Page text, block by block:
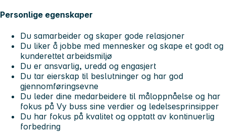
Personlige egenskaper
Du samarbeider og skaper gode relasjoner
Du liker å jobbe med mennesker og skape et godt og
kunderettet arbeidsmiljø
Du er ansvarlig, uredd og engasjert
Du tar eierskap til beslutninger og har god
gjennomføringsevne
Du leder dine medarbeidere til måloppnåelse og har
fokus på Vy buss sine verdier og ledelsesprinsipper
Du har fokus på kvalitet og opptatt av kontinuerlig
forbedring